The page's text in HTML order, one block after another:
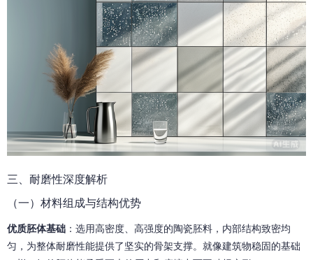
三、耐磨性深度解析
（一）材料组成与结构优势
优质胚体基础 ：选用高密度、高强度的陶瓷胚料，内部结构致密均
匀，为整体耐磨性能提供了坚实的骨架支撑。就像建筑物稳固的基础